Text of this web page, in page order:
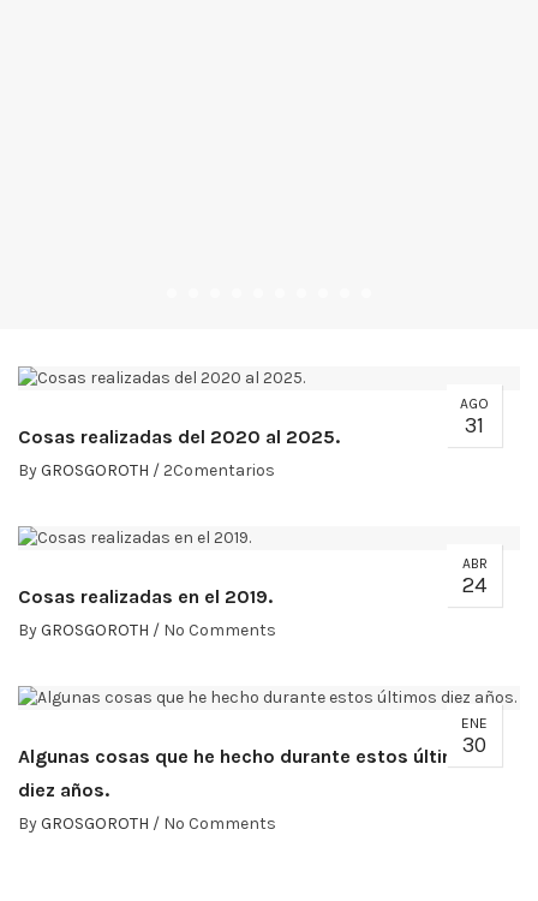
AGO
31
Cosas realizadas del 2020 al 2025.
ByGROSGOROTH /2Comentarios
ABR
24
Cosas realizadas en el 2019.
ByGROSGOROTH / No Comments
ENE
30
Algunas cosas que he hecho durante estos últimos
diez años.
ByGROSGOROTH / No Comments